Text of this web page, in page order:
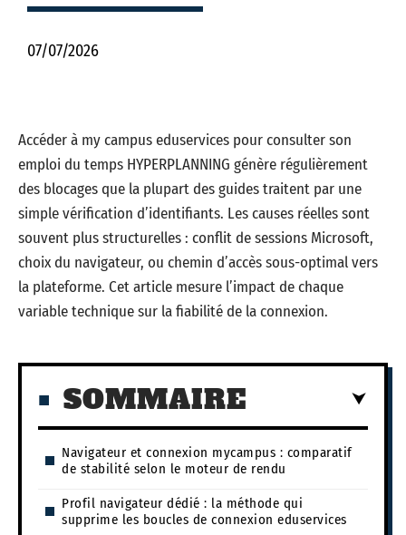
07/07/2026
Accéder à my campus eduservices pour consulter son
emploi du temps HYPERPLANNING génère régulièrement
des blocages que la plupart des guides traitent par une
simple vérification d’identifiants. Les causes réelles sont
souvent plus structurelles : conflit de sessions Microsoft,
choix du navigateur, ou chemin d’accès sous-optimal vers
la plateforme. Cet article mesure l’impact de chaque
variable technique sur la fiabilité de la connexion.
SOMMAIRE
Navigateur et connexion mycampus : comparatif
de stabilité selon le moteur de rendu
Profil navigateur dédié : la méthode qui
supprime les boucles de connexion eduservices